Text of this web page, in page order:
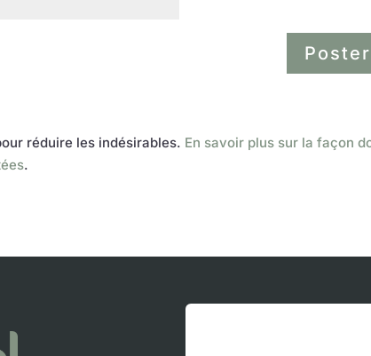
réduire les indésirables. En savoir plus sur la façon
.